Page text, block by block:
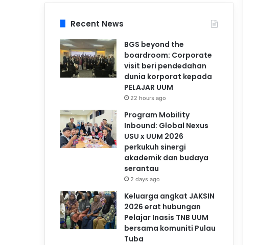
Recent News
BGS beyond the
boardroom: Corporate
visit beri pendedahan
dunia korporat kepada
PELAJAR UUM
22 hours ago
Program Mobility
Inbound: Global Nexus
USU x UUM 2026
perkukuh sinergi
akademik dan budaya
serantau
2 days ago
Keluarga angkat JAKSIN
2026 erat hubungan
Pelajar Inasis TNB UUM
bersama komuniti Pulau
Tuba